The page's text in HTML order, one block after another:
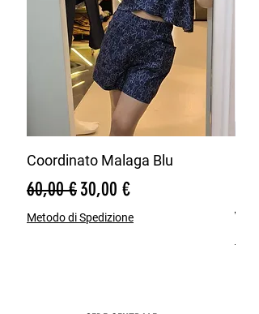
Coordinato Malaga Blu
Prezzo regolare
60,00 €Prezzo scontato
30,00 €
Metodo di Spedizione